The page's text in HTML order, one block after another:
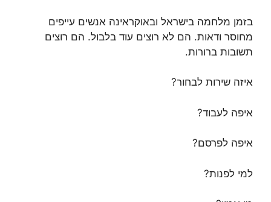
בזמן מלחמה בישראל ובאוקראינה אנשים עייפים
מחוסר ודאות. הם לא רוצים עוד בלבול. הם רוצים
תשובות ברורות.
איזה שירות לבחור?
איפה לעבוד?
איפה לפרסם?
למי לפנות?